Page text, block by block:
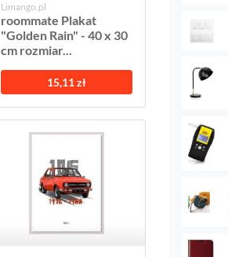
Limango.pl
roommate Plakat
"Golden Rain" - 40 x 30
cm rozmiar...
15,11 zł